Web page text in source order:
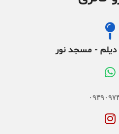
دیلم - مسجد نور